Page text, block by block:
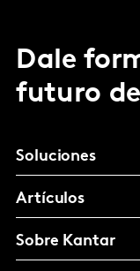
Dale
futuro
Soluciones
Artículos
Sobre Kantar